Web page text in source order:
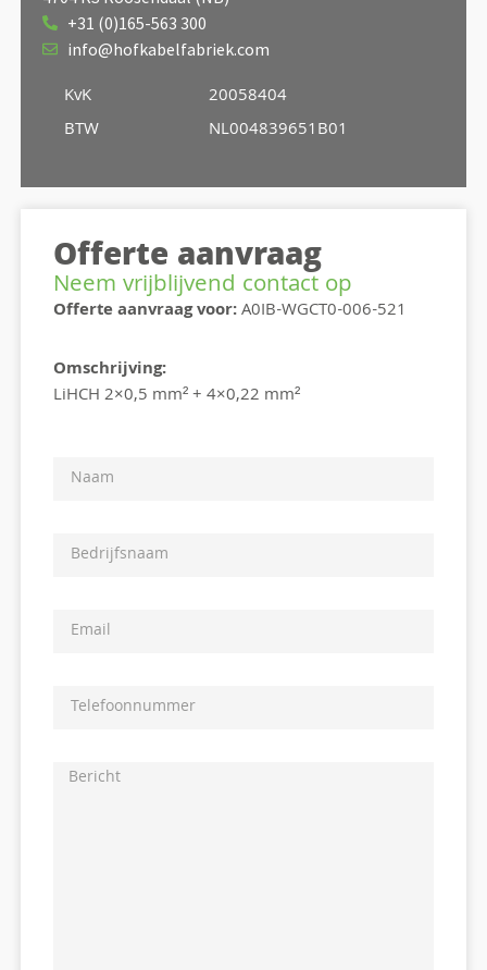
+31 (0)165-563 300
info@hofkabelfabriek.com
KvK
BTW
20058404
NL004839651B01
Offerte aanvraag
Neem vrijblijvend contact op
Offerte aanvraag voor:A0IB-WGCT0-006-521
Omschrijving:
LiHCH 2×0,5 mm² + 4×0,22 mm²